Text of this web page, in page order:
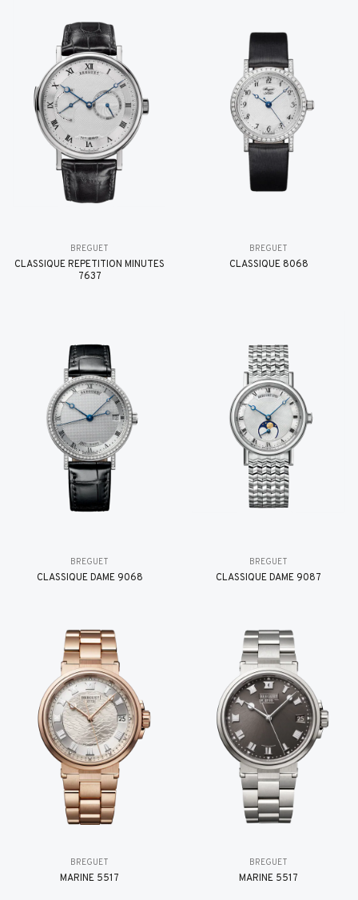
BREGUET
CLASSIQUE RÉPÉTITION MINUTES
7637
BREGUET
CLASSIQUE 8068
BREGUET
CLASSIQUE DAME 9068
BREGUET
CLASSIQUE DAME 9087
BREGUET
MARINE 5517
BREGUET
MARINE 5517